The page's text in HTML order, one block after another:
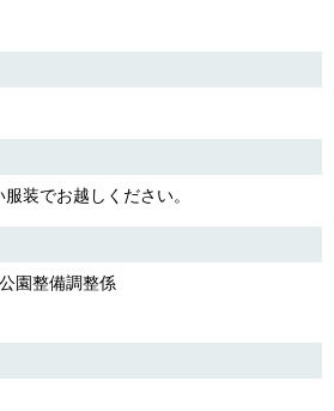
装でお越しください。
園整備調整係